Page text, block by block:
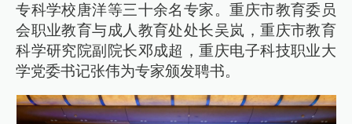
专科学校唐洋等三十余名专家。重庆市教育委员
会职业教育与成人教育处处长吴岚，重庆市教育
科学研究院副院长邓成超，重庆电子科技职业大
学党委书记张伟为专家颁发聘书。